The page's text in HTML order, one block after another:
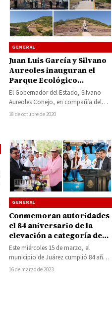
GENERAL
Juan Luis García y Silvano
Aureoles inauguran el
Parque Ecológico
Morelos, será un espacio
de recuperación
ambiental
El Gobernador del Estado, Silvano
Aureoles Conejo, en compañía del
presidente municipal de Huetamo,
18 de octubre de 2020
GENERAL
Conmemoran autoridades
el 84 aniversario de la
elevación a categoría de
municipio de Juárez
Este miércoles 15 de marzo, el
municipio de Juárez cumplió 84 años
de haber sido creado a través…
16 de marzo de 2023